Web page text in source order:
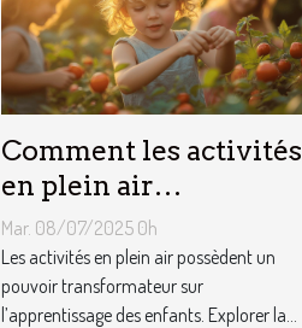
Comment les activités
en plein air
favorisent-elles
l'apprentissage chez
les enfants ?
Mar. 08/07/2025 0h
Les activités en plein air possèdent un
pouvoir transformateur sur
l’apprentissage des enfants. Explorer la...